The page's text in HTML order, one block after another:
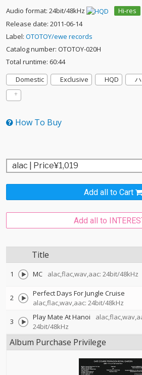
Audio format: 24bit/48kHz
Hi-res
Release date: 2011-06-14
Label: OTOTOY/ewe records
Catalog number: OTOTOY-020H
Total runtime: 60:44
Domestic
Exclusive HQD
How To Buy
Add all to Cart
Add all to
Title
1 MC alac,flac,wav,aac: 24bit/48kHz
2
Perfect Days For Jungle Cruise
alac,flac,wav,aac: 24bit/48kHz
3 Play Mate At Hanoi
24bit/48kHz
Album Purchase Privilege